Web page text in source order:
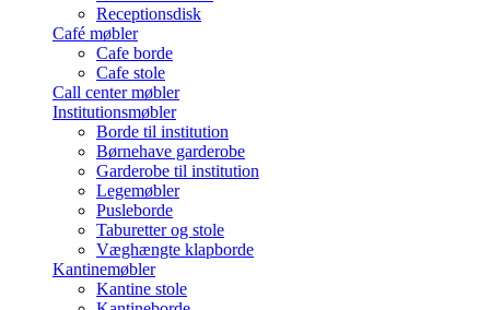
Receptionsdisk
Café møbler
Cafe borde
Cafe stole
Call center møbler
Institutionsmøbler
Borde til institution
Børnehave garderobe
Garderobe til institution
Legemøbler
Pusleborde
Taburetter og stole
Væghængte klapborde
Kantinemøbler
Kantine stole